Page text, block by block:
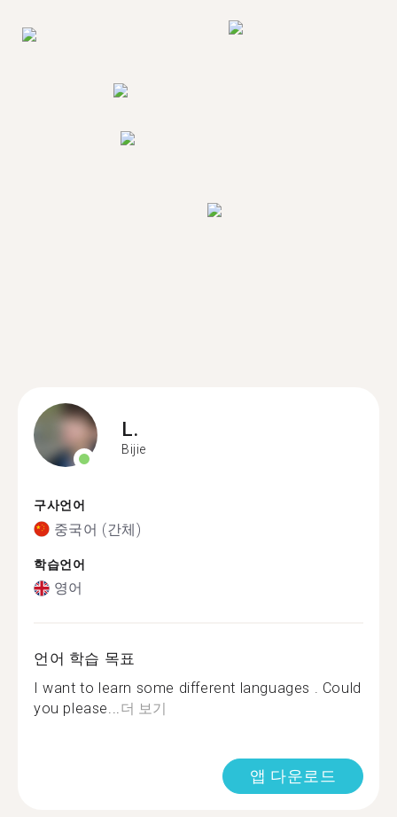
L.
Bijie
구사언어
중국어 (간체)
학습언어
영어
언어 학습 목표
I want to learn some different languages . Could
you please...더 보기
앱 다운로드